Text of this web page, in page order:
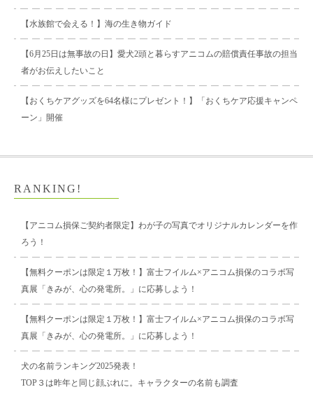
【水族館で会える！】海の生き物ガイド
【6月25日は無事故の日】愛犬2頭と暮らすアニコムの賠償責任事故の担当
者がお伝えしたいこと
【おくちケアグッズを64名様にプレゼント！】「おくちケア応援キャンペ
ーン」開催
RANKING!
【アニコム損保ご契約者限定】わが子の写真でオリジナルカレンダーを作
ろう！
【無料クーポンは限定１万枚！】富士フイルム×アニコム損保のコラボ写
真展「きみが、心の発電所。」に応募しよう！
【無料クーポンは限定１万枚！】富士フイルム×アニコム損保のコラボ写
真展「きみが、心の発電所。」に応募しよう！
犬の名前ランキング2025発表！
TOP３は昨年と同じ顔ぶれに。キャラクターの名前も調査